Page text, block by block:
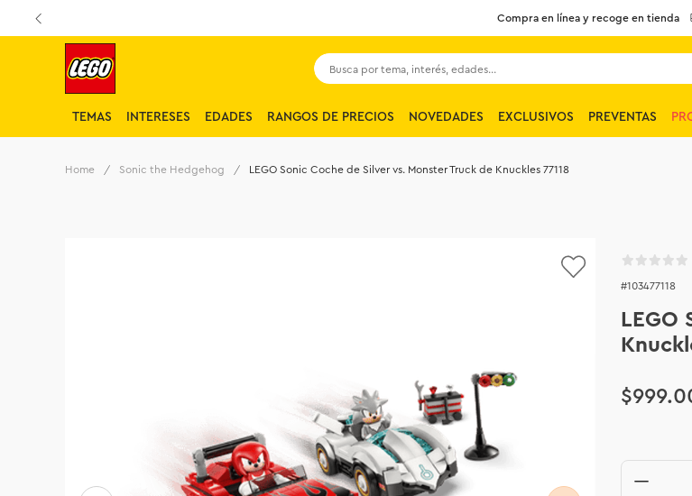
Compra en línea y recoge en tienda
Busca por tema, interés, edades...
TEMAS INTERESES EDADES RANGOS DE PRECIOS NOVEDADES EXCLUSIVOS PREVENTAS
Sonic the Hedgehog LEGO Sonic Coche de Silver vs. Monster Truck de Knuckles 77118
103477118
LEGO
$999.